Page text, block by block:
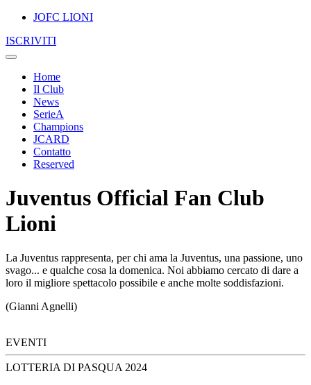
JOFC LIONI
ISCRIVITI
Home
Il Club
News
SerieA
Champions
JCARD
Contatto
Reserved
Juventus Official Fan Club
Lioni
La Juventus rappresenta, per chi ama la Juventus, una passione, uno
svago... e qualche cosa la domenica. Noi abbiamo cercato di dare a
loro il migliore spettacolo possibile e anche molte soddisfazioni.
(Gianni Agnelli)
EVENTI
LOTTERIA DI PASQUA 2024